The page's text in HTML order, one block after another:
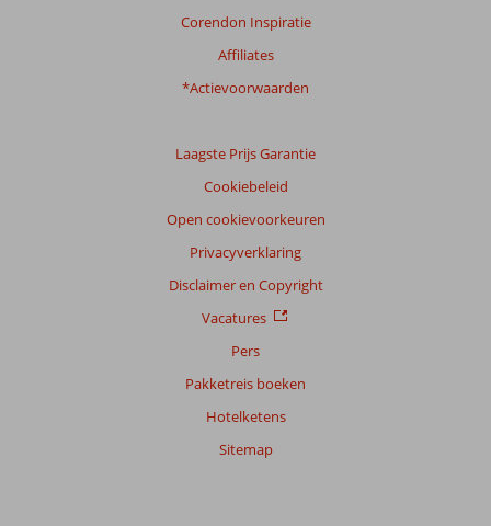
Corendon Inspiratie
Affiliates
*Actievoorwaarden
Laagste Prijs Garantie
Cookiebeleid
Open cookievoorkeuren
Privacyverklaring
Disclaimer en Copyright
Vacatures
Pers
Pakketreis boeken
Hotelketens
Sitemap